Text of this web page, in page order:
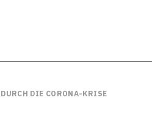
DIE CORONA-KRISE